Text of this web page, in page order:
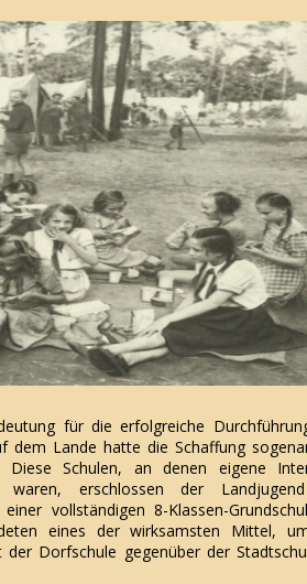
für die erfolgreiche
dem Lande hatte die Schaffung
Diese Schulen, an denen eigene
waren, erschlossen der
vollständigen 8-Klassen-
eines der wirksamsten Mittel,
der Dorfschule gegenüber der